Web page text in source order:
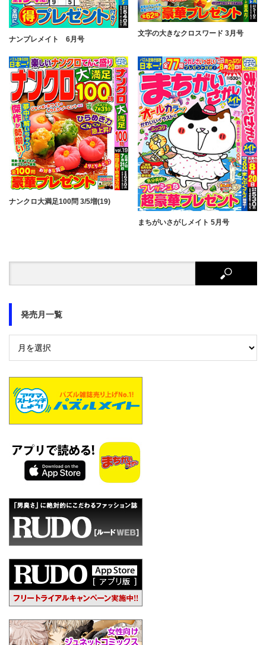
ナンプレメイト 6月号
文字の大きなクロスワード 3月号
ナンクロ大満足100問 3/5増(19)
まちがいさがしメイト 5月号
発売月一覧